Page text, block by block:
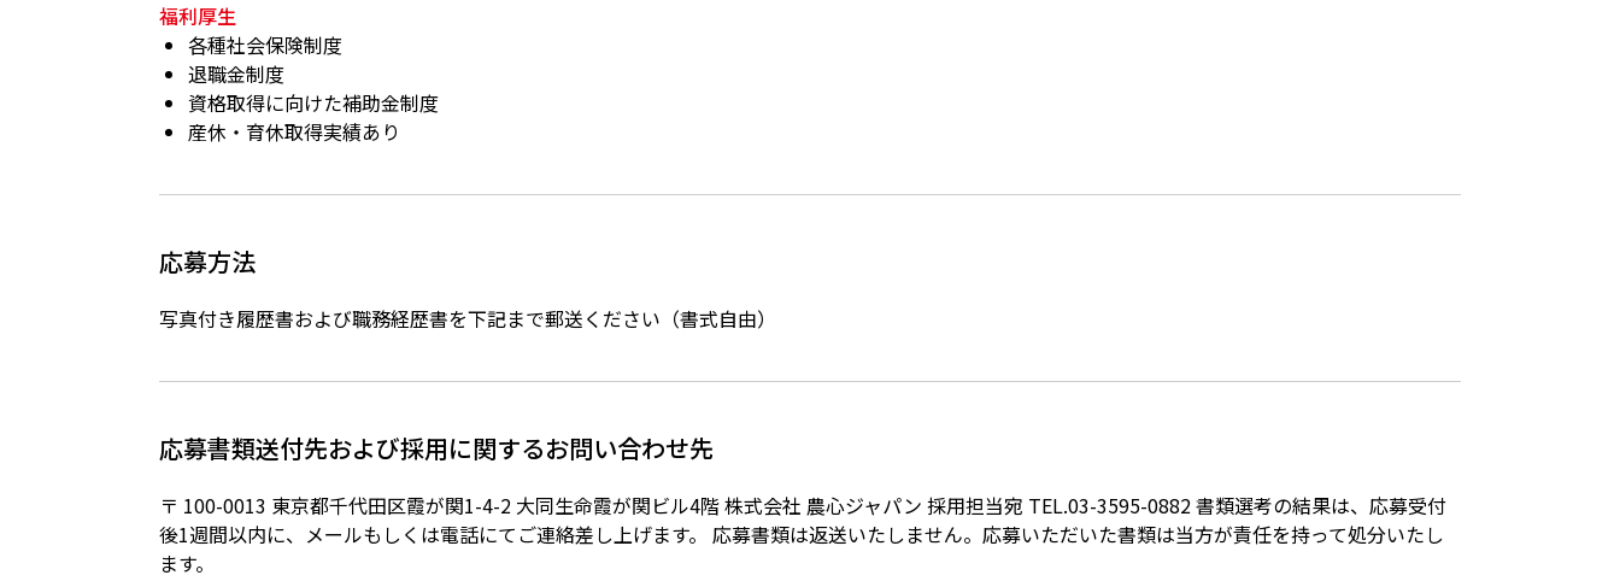
福利厚生
各種社会保険制度
退職金制度
資格取得に向けた補助金制度
産休・育休取得実績あり
応募方法
写真付き履歴書および職務経歴書を下記まで郵送ください（書式自由）
応募書類送付先および採用に関するお問い合わせ先
〒 100-0013 東京都千代田区霞が関1-4-2 大同生命霞が関ビル4階 株式会社 農心ジャパン 採用担当宛 TEL.03-3595-0882書類選考の結果は、応募受付
後1週間以内に、メールもしくは電話にてご連絡差し上げます。 応募書類は返送いたしません。応募いただいた書類は当方が責任を持って処分いたし
ます。